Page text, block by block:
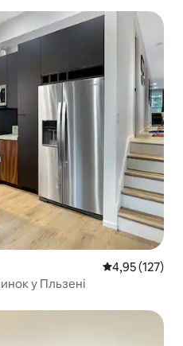
Середня
4,95 (127)
у Пльзені